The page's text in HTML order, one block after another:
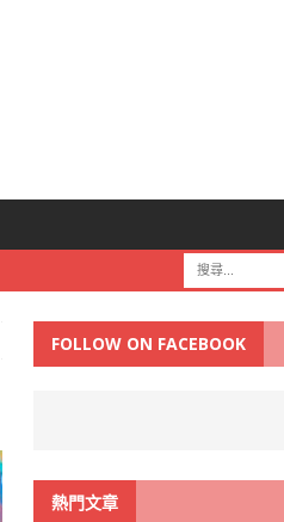
FOLLOW ON FACEBOOK
熱門文章